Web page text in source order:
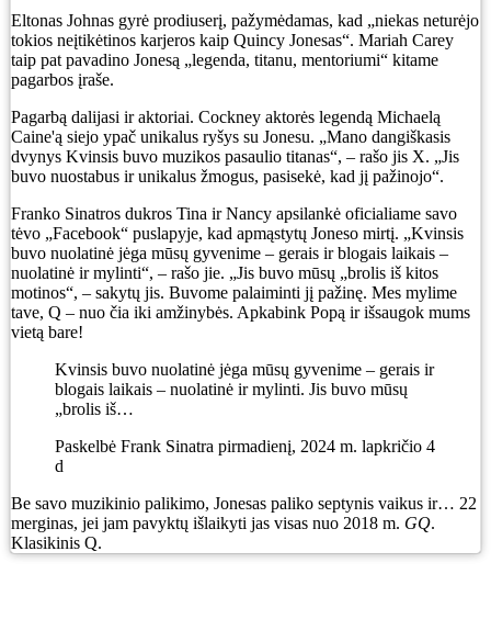
Eltonas Johnas gyrė prodiuserį, pažymėdamas, kad „niekas neturėjo
tokios neįtikėtinos karjeros kaip Quincy Jonesas“. Mariah Carey
taip pat pavadino Jonesą „legenda, titanu, mentoriumi“ kitame
pagarbos įraše.
Pagarbą dalijasi ir aktoriai. Cockney aktorės legendą Michaelą
Caine'ą siejo ypač unikalus ryšys su Jonesu. „Mano dangiškasis
dvynys Kvinsis buvo muzikos pasaulio titanas“, – rašo jis X. „Jis
buvo nuostabus ir unikalus žmogus, pasisekė, kad jį pažinojo“.
Franko Sinatros dukros Tina ir Nancy apsilankė oficialiame savo
tėvo „Facebook“ puslapyje, kad apmąstytų Joneso mirtį. „Kvinsis
buvo nuolatinė jėga mūsų gyvenime – gerais ir blogais laikais –
nuolatinė ir mylinti“, – rašo jie. „Jis buvo mūsų „brolis iš kitos
motinos“, – sakytų jis. Buvome palaiminti jį pažinę. Mes mylime
tave, Q – nuo ​​čia iki amžinybės. Apkabink Popą ir išsaugok mums
vietą bare!
Kvinsis buvo nuolatinė jėga mūsų gyvenime – gerais ir
blogais laikais – nuolatinė ir mylinti. Jis buvo mūsų
„brolis iš…
Paskelbė Frank Sinatra pirmadienį, 2024 m. lapkričio 4
d
Be savo muzikinio palikimo, Jonesas paliko septynis vaikus ir… 22
merginas, jei jam pavyktų išlaikyti jas visas nuo 2018 m. GQ.
Klasikinis Q.